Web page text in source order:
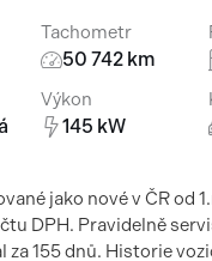
Tachometr
50 742 km
Výkon
145 kW
jako nové v ČR od
DPH. Pravidelně
za 155 dnů. Historie